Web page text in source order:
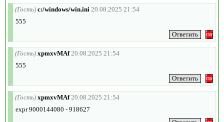
(Гость) c:/windows/win.ini 20.08.2025 21:54
555
(Гость) xpmxvMAf 20.08.2025 21:54
555
(Гость) xpmxvMAf 20.08.2025 21:54
expr 9000144080 - 918627